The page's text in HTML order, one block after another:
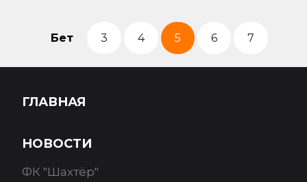
Бет 3 4 5 6 7
ГЛАВНАЯ
НОВОСТИ
ФК "Шахтёр"